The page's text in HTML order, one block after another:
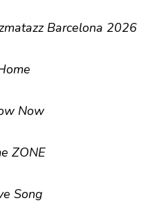
Barcelona 2026
Now
ZONE
Song